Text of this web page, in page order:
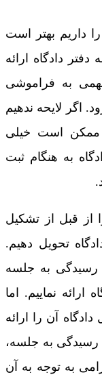
داریم بهتر است
دادگاه ارائه
مهمی به فراموشی
اگر لایحه ندهیم
ممکن است خیلی
به هنگام ثبت
از قبل از تشکیل
تحویل دهیم.
رسیدگی به جلسه
نماییم. اما
آن را ارائه
به جلسه،
به توجه به آن